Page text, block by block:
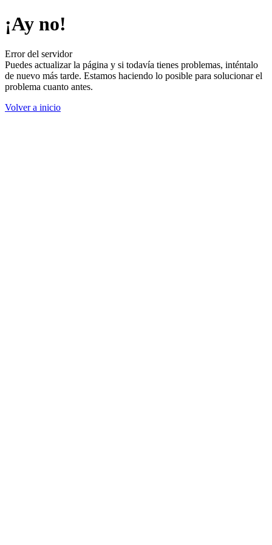
¡Ay no!
Error del servidor
Puedes actualizar la página y si todavía tienes problemas, inténtalo
de nuevo más tarde. Estamos haciendo lo posible para solucionar el
problema cuanto antes.
Volver a inicio